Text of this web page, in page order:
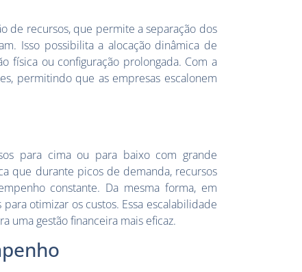
de recursos, que permite a separação dos
Isso possibilita a alocação dinâmica de
física ou configuração prolongada. Com a
permitindo que as empresas escalonem
para cima ou para baixo com grande
que durante picos de demanda, recursos
constante. Da mesma forma, em
otimizar os custos. Essa escalabilidade
uma gestão financeira mais eficaz.